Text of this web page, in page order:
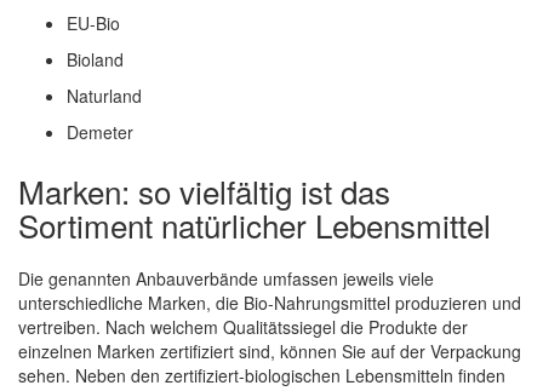
EU-Bio
Bioland
Naturland
Demeter
Marken: so vielfältig ist das
Sortiment natürlicher Lebensmittel
Die genannten Anbauverbände umfassen jeweils viele
unterschiedliche Marken, die Bio-Nahrungsmittel produzieren und
vertreiben. Nach welchem Qualitätssiegel die Produkte der
einzelnen Marken zertifiziert sind, können Sie auf der Verpackung
sehen. Neben den zertifiziert-biologischen Lebensmitteln finden